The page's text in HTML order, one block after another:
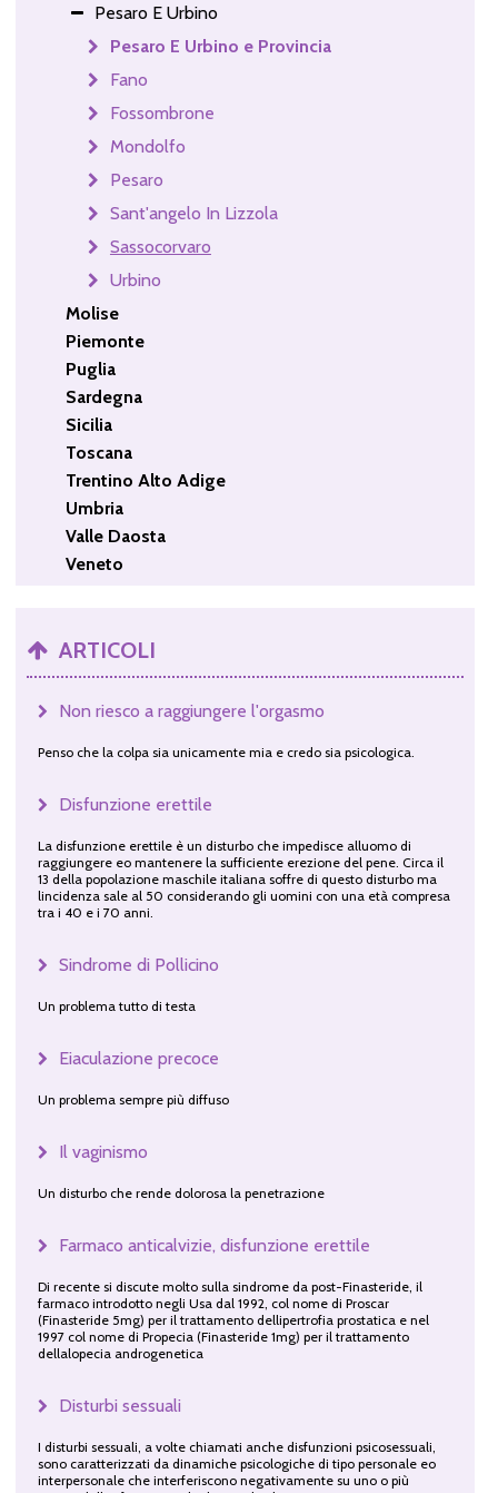
Pesaro E Urbino
Pesaro E Urbino e Provincia
Fano
Fossombrone
Mondolfo
Pesaro
Sant'angelo In Lizzola
Sassocorvaro
Urbino
Molise
Piemonte
Puglia
Sardegna
Sicilia
Toscana
Trentino Alto Adige
Umbria
Valle Daosta
Veneto
ARTICOLI
Non riesco a raggiungere l'orgasmo
Penso che la colpa sia unicamente mia e credo sia psicologica.
Disfunzione erettile
La disfunzione erettile è un disturbo che impedisce alluomo di
raggiungere eo mantenere la sufficiente erezione del pene. Circa il
13 della popolazione maschile italiana soffre di questo disturbo ma
lincidenza sale al 50 considerando gli uomini con una età compresa
tra i 40 e i 70 anni.
Sindrome di Pollicino
Un problema tutto di testa
Eiaculazione precoce
Un problema sempre più diffuso
Il vaginismo
Un disturbo che rende dolorosa la penetrazione
Farmaco anticalvizie, disfunzione erettile
Di recente si discute molto sulla sindrome da post-Finasteride, il
farmaco introdotto negli Usa dal 1992, col nome di Proscar
(Finasteride 5mg) per il trattamento dellipertrofia prostatica e nel
1997 col nome di Propecia (Finasteride 1mg) per il trattamento
dellalopecia androgenetica
Disturbi sessuali
I disturbi sessuali, a volte chiamati anche disfunzioni psicosessuali,
sono caratterizzati da dinamiche psicologiche di tipo personale eo
interpersonale che interferiscono negativamente su uno o più